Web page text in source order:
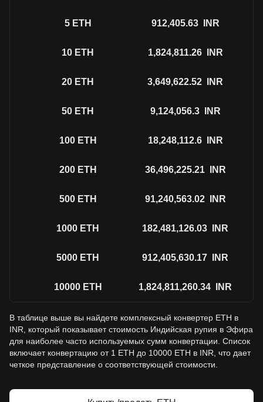
5 ETH 912,405.63 INR
10 ETH 1,824,811.26 INR
20 ETH 3,649,622.52 INR
50 ETH 9,124,056.3 INR
100 ETH 18,248,112.6 INR
200 ETH 36,496,225.21 INR
500 ETH 91,240,563.02 INR
1000 ETH 182,481,126.03 INR
5000 ETH 912,405,630.17 INR
10000 ETH 1,824,811,260.34 INR
В таблице выше вы найдете комплексный конвертер ETH в
INR, который показывает стоимость Индийская рупия в Эфира
для наиболее часто используемых сумм конвертации. Список
включает конвертацию от 1 ETH до 10000 ETH в INR, что дает
четкое представление о соответствующей стоимости.